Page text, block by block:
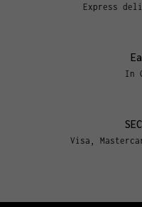
Express
In
Visa,